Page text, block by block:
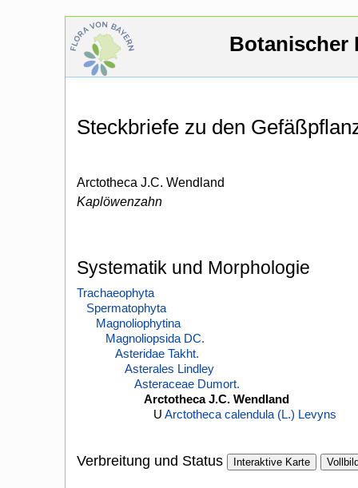
Botanischer
Steckbriefe zu den
Arctotheca J.C. Wendland
Kaplöwenzahn
Systematik und Morphologie
Trachaeophyta
Spermatophyta
Magnoliophytina
Magnoliopsida DC.
Asteridae Takht.
Asterales Lindley
Asteraceae Dumort.
Arctotheca J.C. Wendland
U Arctotheca calendula (L.) Levyns
Verbreitung und Status Interaktive Karte